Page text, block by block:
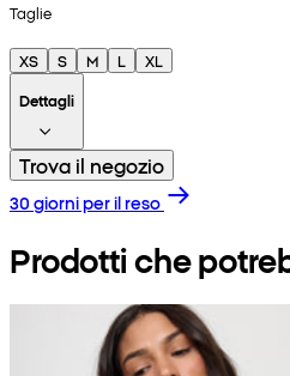
Taglie
XS S M L
XL
Dettagli
Trova il negozio
30 giorni per il reso
Prodotti che